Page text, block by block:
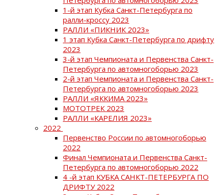
1-й этап Кубка Санкт-Петербурга по
ралли-кроссу 2023
РАЛЛИ «ПИКНИК 2023»
1 этап Кубка Санкт-Петербурга по дрифту
2023
3-й этап Чемпионата и Первенства Санкт-
Петербурга по автомногоборью 2023
2-й этап Чемпионата и Первенства Санкт-
Петербурга по автомногоборью 2023
РАЛЛИ «ЯККИМА 2023»
МОТОТРЕК 2023
РАЛЛИ «КАРЕЛИЯ 2023»
2022
Первенство России по автомногоборью
2022
Финал Чемпионата и Первенства Санкт-
Петербурга по автомногоборью 2022
4 -й этап КУБКА САНКТ-ПЕТЕРБУРГА ПО
ДРИФТУ 2022